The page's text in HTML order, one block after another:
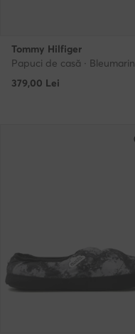
Tommy Hilfiger
Papuci de casă · Bleumarin
379,00 Lei